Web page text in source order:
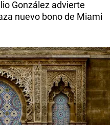
González advierte
nuevo bono de Miami